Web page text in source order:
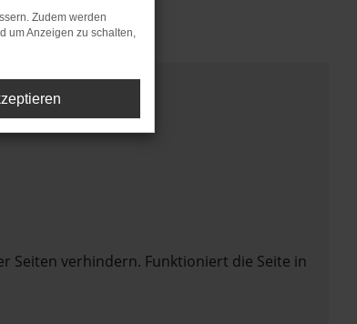
Seiten verhindern. Funktioniert die Seite in
Zudem werden
um Anzeigen zu schalten,